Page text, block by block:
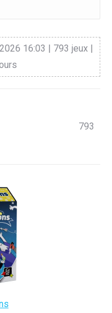
16:03 | 793 jeux |
793